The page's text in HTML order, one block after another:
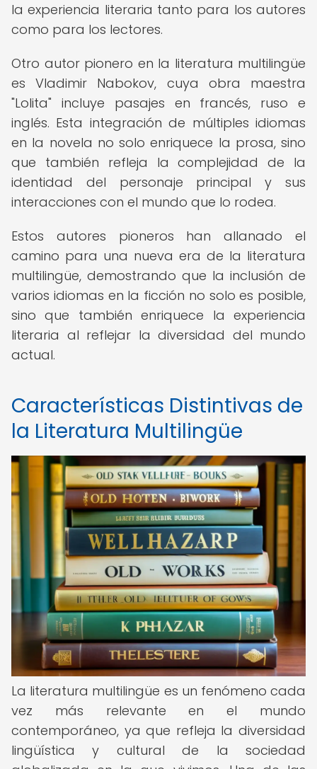
la experiencia literaria tanto para los autores
como para los lectores.
Otro autor pionero en la literatura multilingüe
es Vladimir Nabokov, cuya obra maestra
"Lolita" incluye pasajes en francés, ruso e
inglés. Esta integración de múltiples idiomas
en la novela no solo enriquece la prosa, sino
que también refleja la complejidad de la
identidad del personaje principal y sus
interacciones con el mundo que lo rodea.
Estos autores pioneros han allanado el
camino para una nueva era de la literatura
multilingüe, demostrando que la inclusión de
varios idiomas en la ficción no solo es posible,
sino que también enriquece la experiencia
literaria al reflejar la diversidad del mundo
actual.
Características Distintivas de
la Literatura Multilingüe
La literatura multilingüe es un fenómeno cada
vez más relevante en el mundo
contemporáneo, ya que refleja la diversidad
lingüística y cultural de la sociedad